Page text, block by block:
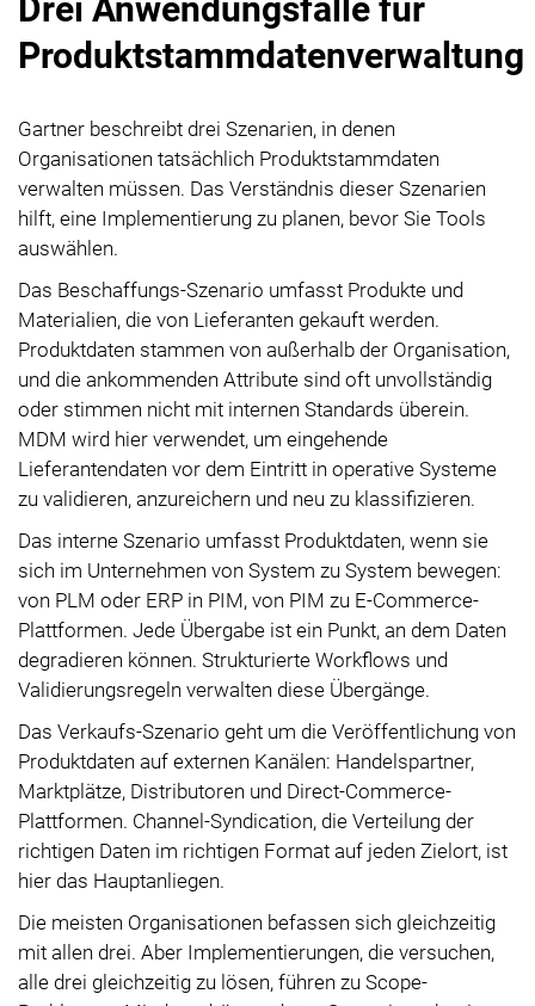
Drei Anwendungsfälle für
Produktstammdatenverwaltung
Gartner beschreibt drei Szenarien, in denen
Organisationen tatsächlich Produktstammdaten
verwalten müssen. Das Verständnis dieser Szenarien
hilft, eine Implementierung zu planen, bevor Sie Tools
auswählen.
Das Beschaffungs-Szenario umfasst Produkte und
Materialien, die von Lieferanten gekauft werden.
Produktdaten stammen von außerhalb der Organisation,
und die ankommenden Attribute sind oft unvollständig
oder stimmen nicht mit internen Standards überein.
MDM wird hier verwendet, um eingehende
Lieferantendaten vor dem Eintritt in operative Systeme
zu validieren, anzureichern und neu zu klassifizieren.
Das interne Szenario umfasst Produktdaten, wenn sie
sich im Unternehmen von System zu System bewegen:
von PLM oder ERP in PIM, von PIM zu E-Commerce-
Plattformen. Jede Übergabe ist ein Punkt, an dem Daten
degradieren können. Strukturierte Workflows und
Validierungsregeln verwalten diese Übergänge.
Das Verkaufs-Szenario geht um die Veröffentlichung von
Produktdaten auf externen Kanälen: Handelspartner,
Marktplätze, Distributoren und Direct-Commerce-
Plattformen. Channel-Syndication, die Verteilung der
richtigen Daten im richtigen Format auf jeden Zielort, ist
hier das Hauptanliegen.
Die meisten Organisationen befassen sich gleichzeitig
mit allen drei. Aber Implementierungen, die versuchen,
alle drei gleichzeitig zu lösen, führen zu Scope-